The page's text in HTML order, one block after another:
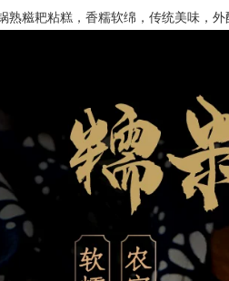
熟糍耙粘糕，香糯软绵，传统美味，